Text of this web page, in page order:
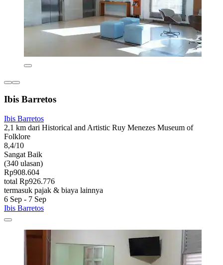
Ibis Barretos
Ibis Barretos
2,1 km dari Historical and Artistic Ruy Menezes Museum of
Folklore
8,4/10
Sangat Baik
(340 ulasan)
Rp908.604
total Rp926.776
termasuk pajak & biaya lainnya
6 Sep - 7 Sep
Ibis Barretos